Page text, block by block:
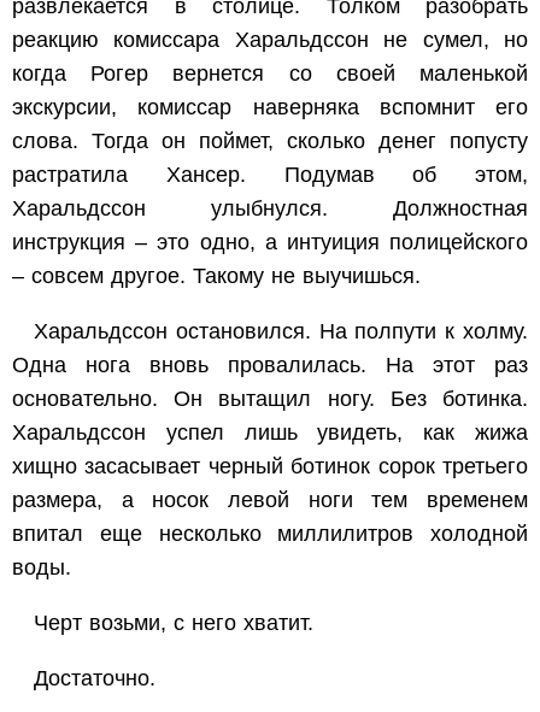
развлекается в столице. Толком разобрать
реакцию комиссара Харальдссон не сумел, но
когда Рогер вернется со своей маленькой
экскурсии, комиссар наверняка вспомнит его
слова. Тогда он поймет, сколько денег попусту
растратила Хансер. Подумав об этом,
Харальдссон улыбнулся. Должностная
инструкция – это одно, а интуиция полицейского
– совсем другое. Такому не выучишься.
Харальдссон остановился. На полпути к холму.
Одна нога вновь провалилась. На этот раз
основательно. Он вытащил ногу. Без ботинка.
Харальдссон успел лишь увидеть, как жижа
хищно засасывает черный ботинок сорок третьего
размера, а носок левой ноги тем временем
впитал еще несколько миллилитров холодной
воды.
Черт возьми, с него хватит.
Достаточно.